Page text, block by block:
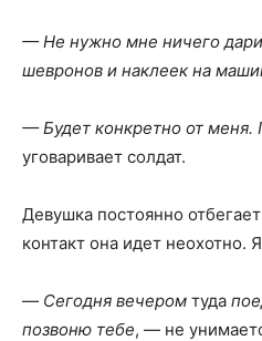
— Не нужно мне ничего
шевронов и наклеек на
— Будет конкретно от
уговаривает солдат.
Девушка постоянно
контакт она идет неохотно.
— Сегодня вечером туда
позвоню тебе, — не